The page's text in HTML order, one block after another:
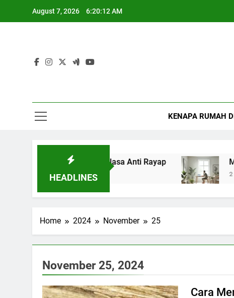
August 7, 2026 6:20:12 AM
KENAPA RUMAH
HEADLINES
Rayap Dengan Jasa Anti Rayap
2 Years
Home 2024 November 25
November 25, 2024
Cara